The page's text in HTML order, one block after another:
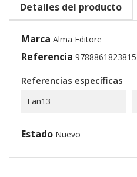
Detalles del producto
Marca Alma Editore
Referencia 9788861823815
Referencias específicas
Ean13
Estado Nuevo